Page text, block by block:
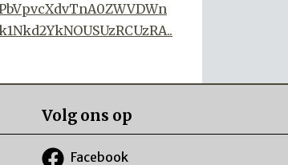
Volg ons op
Facebook